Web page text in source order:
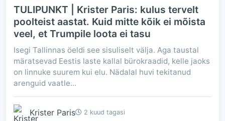
TULIPUNKT | Krister Paris: kulus tervelt
poolteist aastat. Kuid mitte kõik ei mõista
veel, et Trumpile loota ei tasu
Isegi Tallinnas öeldi see sisuliselt välja. Aga taustal
märatsevad Eestis laste kallal bürokraadid, kelle jaoks
on linnuke suurem kui elu. Nädalal huvi tekitanud
arenguid vaatle...
Krister Paris 2 kuud tagasi